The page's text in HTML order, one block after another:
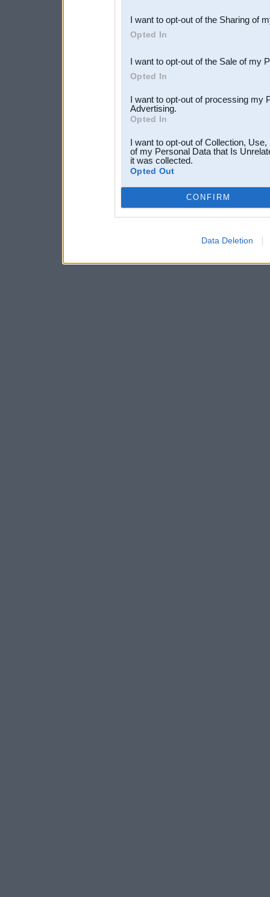
Downstream Participants
third parties.
I want to opt-out of the Sharing of
Opted In
I want to opt-out of the Sale of my
Opted In
I want to opt-out of processing my
Advertising.
Opted In
I want to opt-out of Collection,
of my Personal Data that Is
it was collected.
Opted Out
CONFIRM
Data Deletion